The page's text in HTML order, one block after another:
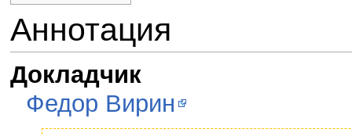
Аннотация
Докладчик
Федор Вирин